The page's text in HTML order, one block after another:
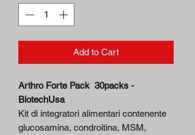
Add to Cart
Arthro Forte Pack 30packs -
BiotechUsa
Kit di integratori alimentari contenente
glucosamina, condroitina, MSM,